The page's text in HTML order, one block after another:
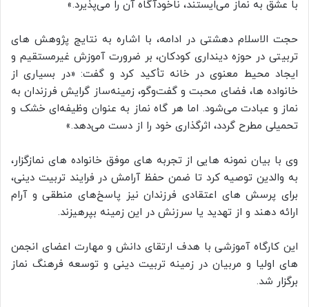
با عشق به نماز می‌ایستند، ناخودآگاه آن را می‌پذیرد.»
حجت‌ الاسلام دهشتی در ادامه، با اشاره به نتایج پژوهش‌ های
تربیتی در حوزه دینداری کودکان، بر ضرورت آموزش غیرمستقیم و
ایجاد محیط معنوی در خانه تأکید کرد و گفت: «در بسیاری از
خانواده‌ ها، فضای محبت و گفت‌وگو، زمینه‌ساز گرایش فرزندان به
نماز و عبادت می‌شود. اما هر گاه نماز به عنوان وظیفه‌ای خشک و
تحمیلی مطرح گردد، اثرگذاری خود را از دست می‌دهد.»
وی با بیان نمونه‌ هایی از تجربه‌ های موفق خانواده‌ های نمازگزار،
به والدین توصیه کرد تا ضمن حفظ آرامش در فرایند تربیت دینی،
برای پرسش‌ های اعتقادی فرزندان نیز پاسخ‌های منطقی و آرام
ارائه دهند و از تهدید یا سرزنش در این زمینه بپرهیزند.
این کارگاه آموزشی با هدف ارتقای دانش و مهارت اعضای انجمن‌
های اولیا و مربیان در زمینه تربیت دینی و توسعه فرهنگ نماز
برگزار شد.